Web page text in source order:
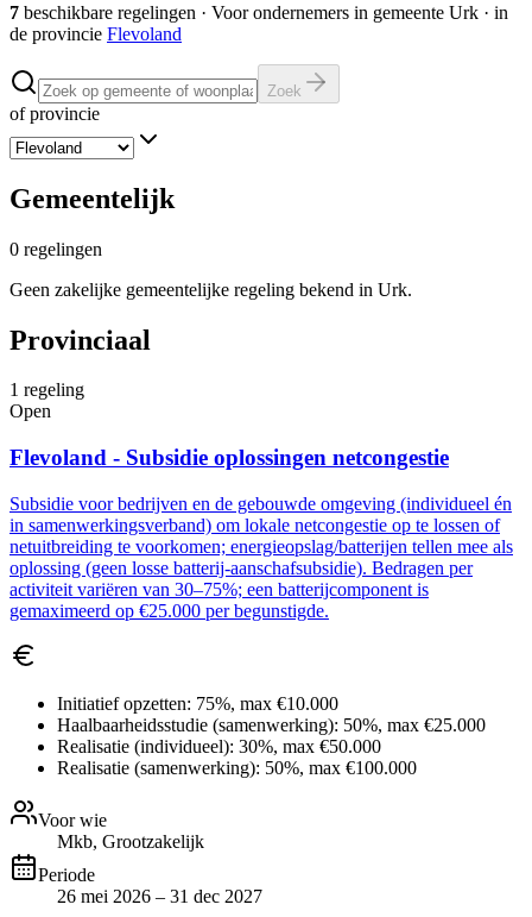
7 beschikbare regelingen · Voor ondernemers in gemeente Urk · in
de provincie Flevoland
Zoek
of provincie
Gemeentelijk
0 regelingen
Geen zakelijke gemeentelijke regeling bekend in Urk.
Provinciaal
1 regeling
Open
Flevoland - Subsidie oplossingen netcongestie
Subsidie voor bedrijven en de gebouwde omgeving (individueel én
in samenwerkingsverband) om lokale netcongestie op te lossen of
netuitbreiding te voorkomen; energieopslag/batterijen tellen mee als
oplossing (geen losse batterij-aanschafsubsidie). Bedragen per
activiteit variëren van 30–75%; een batterijcomponent is
gemaximeerd op €25.000 per begunstigde.
Initiatief opzetten: 75%, max €10.000
Haalbaarheidsstudie (samenwerking): 50%, max €25.000
Realisatie (individueel): 30%, max €50.000
Realisatie (samenwerking): 50%, max €100.000
Voor wie
Mkb, Grootzakelijk
Periode
26 mei 2026 – 31 dec 2027